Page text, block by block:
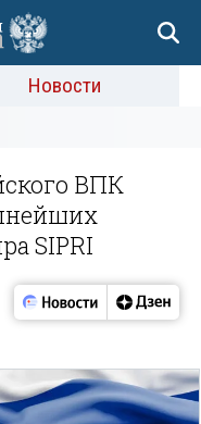
Новости
ВПК
SIPRI